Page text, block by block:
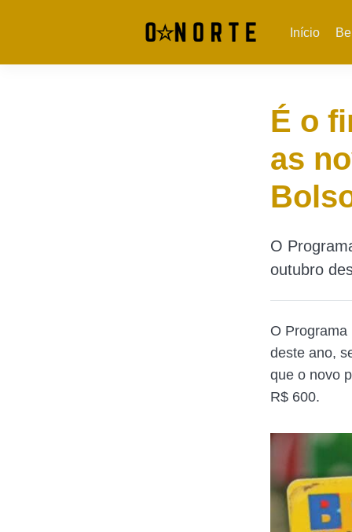
Início
É o
as
O
outubro
O Programa
deste ano,
que o novo
R$ 600.